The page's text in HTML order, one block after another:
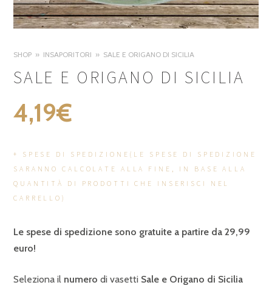
SHOP INSAPORITORI SALE E ORIGANO DI SICILIA
SALE E ORIGANO DI SICILIA
4,19€
+ SPESE DI SPEDIZIONE(LE SPESE DI SPEDIZIONE
SARANNO CALCOLATE ALLA FINE, IN BASE ALLA
QUANTITÀ DI PRODOTTI CHE INSERISCI NEL
CARRELLO)
Le spese di spedizione sono gratuite a partire da 29,99
euro!
Seleziona il numero di vasetti Sale e Origano di Sicilia